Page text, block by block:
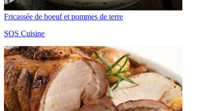
Fricassée de boeuf et pommes de terre
SOS Cuisine